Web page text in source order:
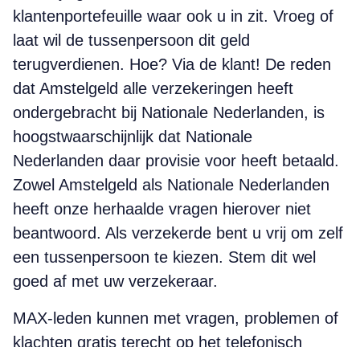
klantenportefeuille waar ook u in zit. Vroeg of
laat wil de tussenpersoon dit geld
terugverdienen. Hoe? Via de klant! De reden
dat Amstelgeld alle verzekeringen heeft
ondergebracht bij Nationale Nederlanden, is
hoogstwaarschijnlijk dat Nationale
Nederlanden daar provisie voor heeft betaald.
Zowel Amstelgeld als Nationale Nederlanden
heeft onze herhaalde vragen hierover niet
beantwoord. Als verzekerde bent u vrij om zelf
een tussenpersoon te kiezen. Stem dit wel
goed af met uw verzekeraar.
MAX-leden kunnen met vragen, problemen of
klachten gratis terecht op het telefonisch